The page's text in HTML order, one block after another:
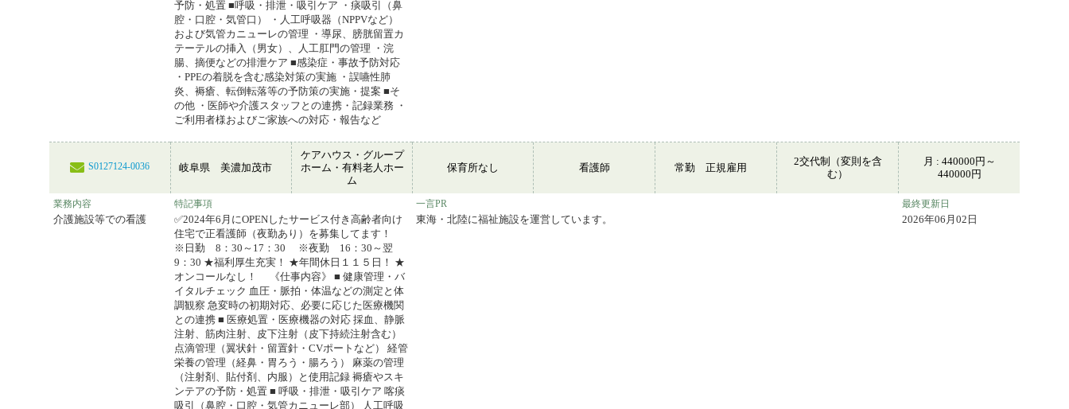
予防・処置 ■呼吸・排泄・吸引ケア ・痰吸引（鼻
腔・口腔・気管口） ・人工呼吸器（NPPVなど）
および気管カニューレの管理 ・導尿、膀胱留置カ
テーテルの挿入（男女）、人工肛門の管理 ・浣
腸、摘便などの排泄ケア ■感染症・事故予防対応
・PPEの着脱を含む感染対策の実施 ・誤嚥性肺
炎、褥瘡、転倒転落等の予防策の実施・提案 ■そ
の他 ・医師や介護スタッフとの連携・記録業務 ・
ご利用者様およびご家族への対応・報告など
S0127124-0036 岐阜県 美濃加茂市
ケアハウス・グループ
ホーム・有料老人ホー
ム
保育所なし 看護師 常勤 正規雇用
2交代制（変則を含
む）
月 : 440000円～
440000円
業務内容
介護施設等での看護
特記事項
✅2024年6月にOPENしたサービス付き高齢者向け
住宅で正看護師（夜勤あり）を募集してます！
※日勤 8：30～17：30 ※夜勤 16：30～翌
9：30 ★福利厚生充実！ ★年間休日１１５日！ ★
オンコールなし！ 《仕事内容》 ■ 健康管理・バ
イタルチェック 血圧・脈拍・体温などの測定と体
調観察 急変時の初期対応、必要に応じた医療機関
との連携 ■ 医療処置・医療機器の対応 採血、静脈
注射、筋肉注射、皮下注射（皮下持続注射含む）
点滴管理（翼状針・留置針・CVポートなど） 経管
栄養の管理（経鼻・胃ろう・腸ろう） 麻薬の管理
（注射剤、貼付剤、内服）と使用記録 褥瘡やスキ
ンテアの予防・処置 ■ 呼吸・排泄・吸引ケア 喀痰
吸引（鼻腔・口腔・気管カニューレ部） 人工呼吸
一言PR
東海・北陸に福祉施設を運営しています。
最終更新日
2026年06月02日